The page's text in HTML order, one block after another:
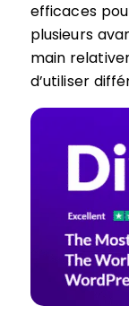
efficaces
plusieurs
main
d’utiliser